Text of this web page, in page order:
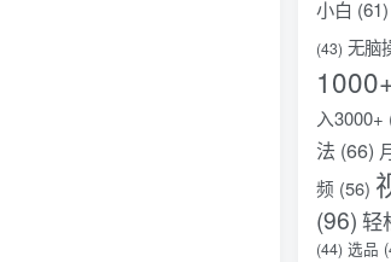
小白 (61)
(43) 无脑
入3000+
法 (66)
频 (56)
(96) 轻
(44) 选品